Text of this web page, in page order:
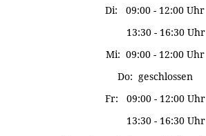
Di: 09:00 - 12:00 Uhr
13:30 - 16:30 Uhr
Mi: 09:00 - 12:00 Uhr
Do: geschlossen
Fr: 09:00 - 12:00 Uhr
13:30 - 16:30 Uhr